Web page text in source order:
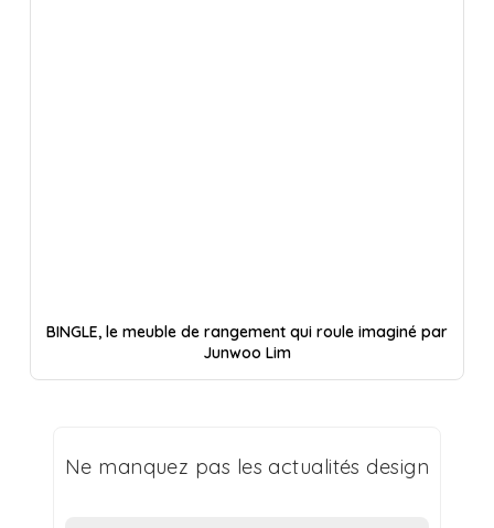
BINGLE, le meuble de rangement qui roule imaginé par
Junwoo Lim
Ne manquez pas les actualités design